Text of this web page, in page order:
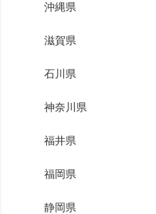
沖縄県
滋賀県
石川県
神奈川県
福井県
福岡県
静岡県